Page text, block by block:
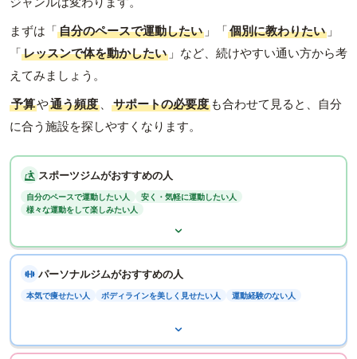
まずは「自分のペースで運動したい 」「個別に教わりたい 」
「レッスンで体を動かしたい 」など、続けやすい通い方から考
えてみましょう。
予算や通う頻度 、 サポートの必要度 も合わせて見ると、自分
に合う施設を探しやすくなります。
スポーツジムがおすすめの人
自分のペースで運動したい人
安く・気軽に運動したい人
様々な運動をして楽しみたい人
パーソナルジムがおすすめの人
本気で痩せたい人 ボディラインを美しく見せたい人 運動経験のない人